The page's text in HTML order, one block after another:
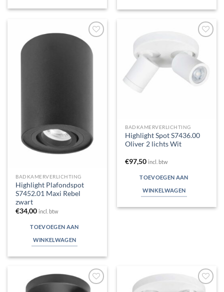
Toevoegen
aan
BADKAMERVERLICHTING
Highlight Plafondspot
S7452.01 Maxi Rebel
zwart
€34,00 incl. btw
TOEVOEGEN AAN
WINKELWAGEN
aan
verlanglijst
BADKAMERVERLICHTING
Highlight Spot S7436.00
Oliver 2 lichts Wit
€97,50 incl. btw
TOEVOEGEN AAN
WINKELWAGEN